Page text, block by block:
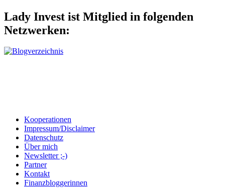
Lady Invest ist Mitglied in folgenden
Netzwerken:
Kooperationen
Impressum/Disclaimer
Datenschutz
Über mich
Newsletter ;-)
Partner
Kontakt
Finanzbloggerinnen